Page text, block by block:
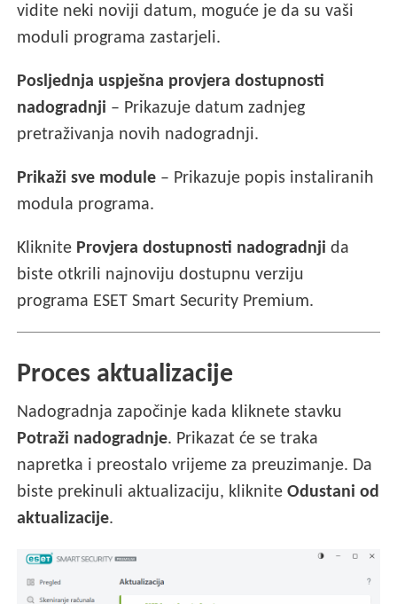
vidite neki noviji datum, moguće je da su vaši
moduli programa zastarjeli.
Posljednja uspješna provjera dostupnosti
nadogradnji – Prikazuje datum zadnjeg
pretraživanja novih nadogradnji.
Prikaži sve module – Prikazuje popis instaliranih
modula programa.
Kliknite Provjera dostupnosti nadogradnji da
biste otkrili najnoviju dostupnu verziju
programa ESET Smart Security Premium.
Proces aktualizacije
Nadogradnja započinje kada kliknete stavku
Potraži nadogradnje. Prikazat će se traka
napretka i preostalo vrijeme za preuzimanje. Da
biste prekinuli aktualizaciju, klikniteOdustani od
aktualizacije.